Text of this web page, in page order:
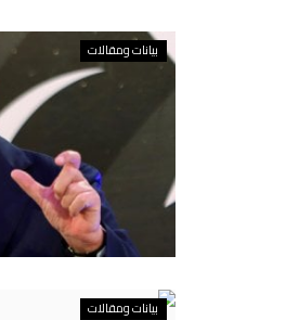
بيانات ومقالات
بيانات ومقالات